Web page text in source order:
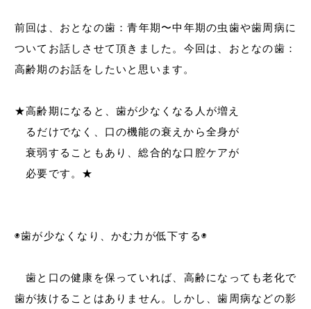
前回は、おとなの歯：青年期〜中年期の虫歯や歯周病に
ついてお話しさせて頂きました。今回は、おとなの歯：
高齢期のお話をしたいと思います。
★高齢期になると、歯が少なくなる人が増え
るだけでなく、口の機能の衰えから全身が
衰弱することもあり、総合的な口腔ケアが
必要です。★
◉歯が少なくなり、かむ力が低下する◉
歯と口の健康を保っていれば、高齢になっても老化で
歯が抜けることはありません。しかし、歯周病などの影